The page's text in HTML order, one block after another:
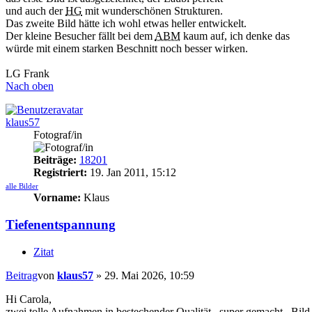
und auch derHG mit wunderschönen Strukturen.
Das zweite Bild hätte ich wohl etwas heller entwickelt.
Der kleine Besucher fällt bei dem ABM kaum auf, ich denke das
würde mit einem starken Beschnitt noch besser wirken.
LG Frank
Nach oben
klaus57
Fotograf/in
Beiträge: 18201
Registriert: 19. Jan 2011, 15:12
alle Bilder
Vorname: Klaus
Tiefenentspannung
Zitat
Beitragvon klaus57 » 29. Mai 2026, 10:59
Hi Carola,